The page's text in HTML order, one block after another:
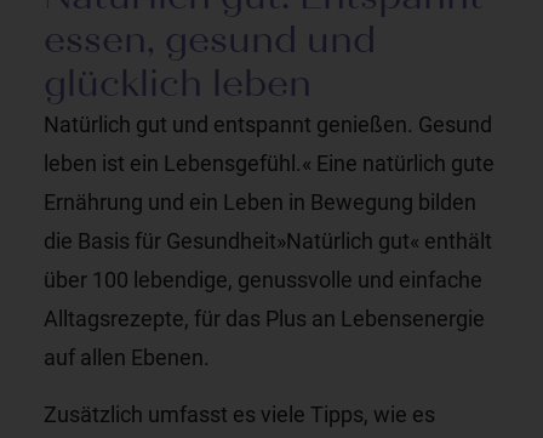
essen, gesund und
glücklich leben
Natürlich gut und entspannt genießen. Gesund
leben ist ein Lebensgefühl.« Eine natürlich gute
Ernährung und ein Leben in Bewegung bilden
die Basis für Gesundheit»Natürlich gut« enthält
über 100 lebendige, genussvolle und einfache
Alltagsrezepte, für das Plus an Lebensenergie
auf allen Ebenen.
Zusätzlich umfasst es viele Tipps, wie es